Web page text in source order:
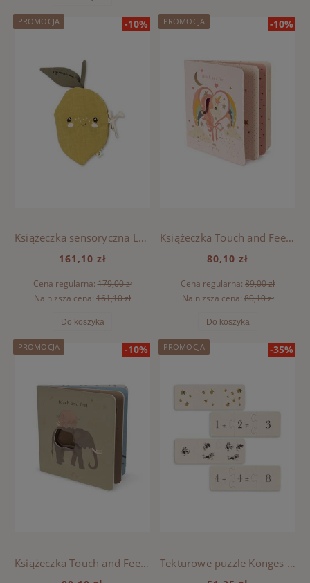
-10%
Książeczka sensoryczna Lemon, Konges Sloejd - LEMON
161,10 zł
Cena regularna:179,00 zł
Najniższa cena: 161,10 zł
Do koszyka
PROMOCJA -10%
Książeczka Touch and Feel fsc, Konges Sloejd - UNICORN
80,10 zł
Cena regularna: 89,00 zł
Najniższa cena:80,10 zł
Do koszyka
PROMOCJA
-10%
Książeczka Touch and Feel fsc, Konges Sloejd - SAFARI
PROMOCJA -35%
Tekturowe puzzle Konges Sloejd - MULTI
PROMOCJA